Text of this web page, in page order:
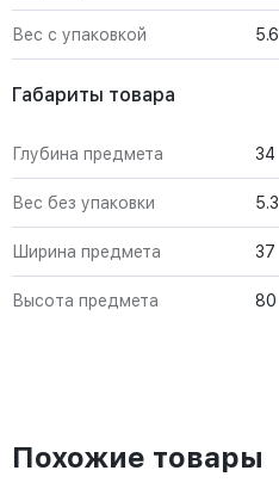
Вес с упаковкой 5.6
Габариты товара
Глубина предмета 34
Вес без упаковки 5.3
Ширина предмета 37
Высота предмета 80
Похожие товары